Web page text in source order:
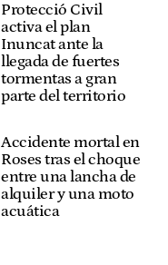
Protecció Civil
activa el plan
Inuncat ante la
llegada de fuertes
tormentas a gran
parte del territorio
Accidente mortal en
Roses tras el choque
entre una lancha de
alquiler y una moto
acuática